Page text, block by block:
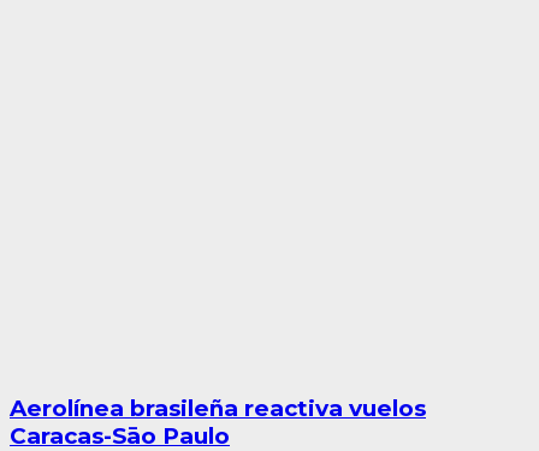
Aerolínea brasileña reactiva vuelos
Caracas-Sāo Paulo